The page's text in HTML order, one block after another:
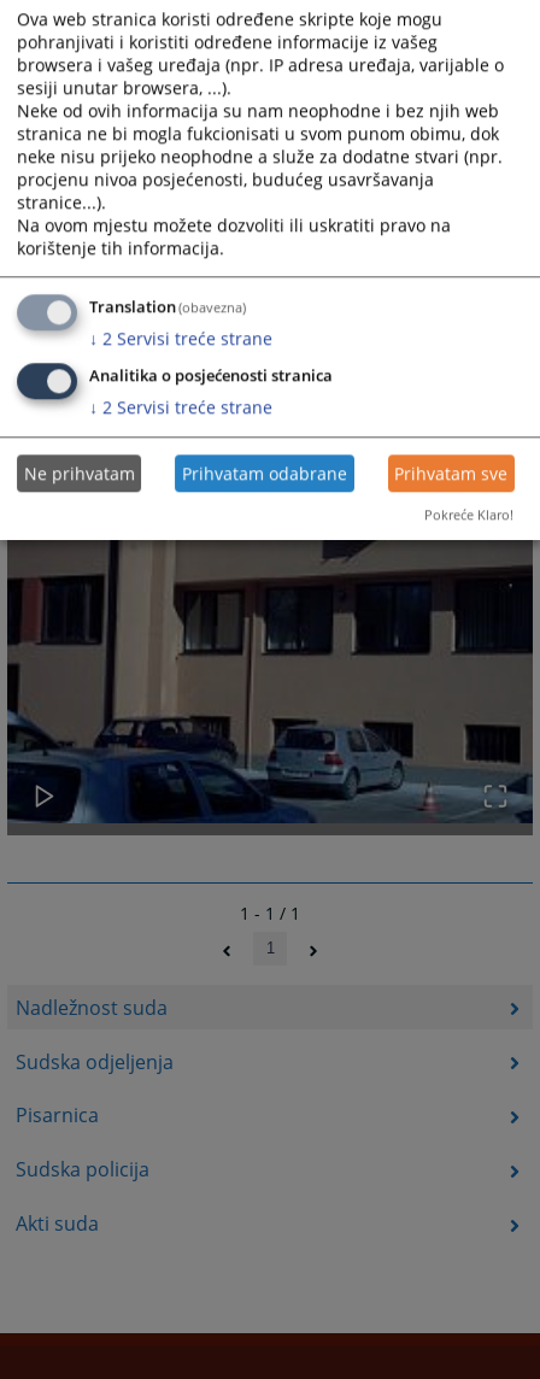
Nadležnost suda
Sudska odjeljenja
Pisarnica
Sudska policija
Akti suda
d) da postupa po molbama za pomilovanje u skladu sa zakonom;
e) da rješava o priznavanju odluka stranih sudova, stranih trgovinskih
sudova i stranih arbitraža;
f) da pruža međunarodnu pravnu pomoć u kaznenim predmetima i
g) da obavlja druge poslove određene zakonom.
4287
1 - 1 / 1
1
Ova web stranica koristi određene skripte koje mogu
pohranjivati i koristiti određene informacije iz vašeg
browsera i vašeg uređaja (npr. IP adresa uređaja, varijable o
sesiji unutar browsera, ...).
Neke od ovih informacija su nam neophodne i bez njih web
stranica ne bi mogla fukcionisati u svom punom obimu, dok
neke nisu prijeko neophodne a služe za dodatne stvari (npr.
procjenu nivoa posjećenosti, budućeg usavršavanja
stranice...).
Na ovom mjestu možete dozvoliti ili uskratiti pravo na
korištenje tih informacija.
Translation(obavezna)
↓ 2 Servisi treće strane
Analitika o posjećenosti stranica
↓ 2 Servisi treće strane
Ne prihvatam Prihvatam odabrane Prihvatam sve
Pokreće Klaro!